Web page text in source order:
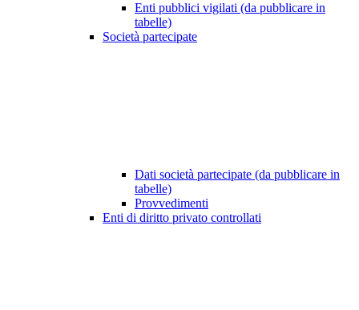
Enti pubblici vigilati (da pubblicare in
tabelle)
Società partecipate
Dati società partecipate (da pubblicare in
tabelle)
Provvedimenti
Enti di diritto privato controllati